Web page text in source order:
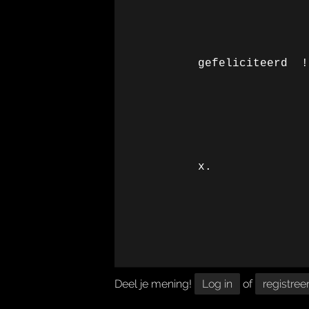
gefeliciteerd
x.
Deel je mening! Log in of registreer